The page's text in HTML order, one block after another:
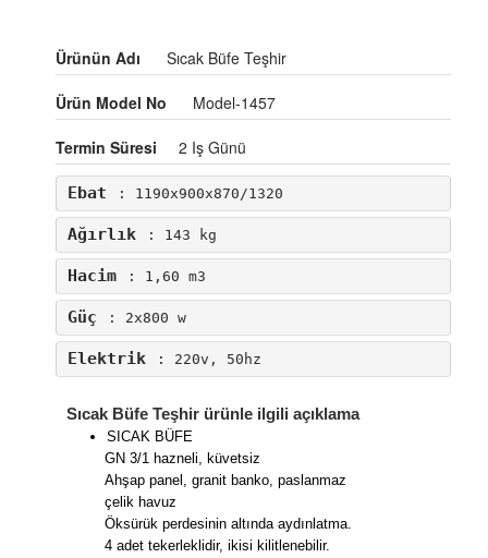
Ürünün Adı Sıcak Büfe Teşhir
Ürün Model No Model-1457
Termin Süresi 2 Iş Günü
Ebat : 1190x900x870/1320
Ağırlık : 143 kg
Hacim : 1,60 m3
Güç : 2x800 w
Elektrik : 220v, 50hz
Sıcak Büfe Teşhir ürünle ilgili açıklama
SICAK BÜFE
GN 3/1 hazneli, küvetsiz
Ahşap panel, granit banko, paslanmaz
çelik havuz
Öksürük perdesinin altında aydınlatma.
4 adet tekerleklidir, ikisi kilitlenebilir.